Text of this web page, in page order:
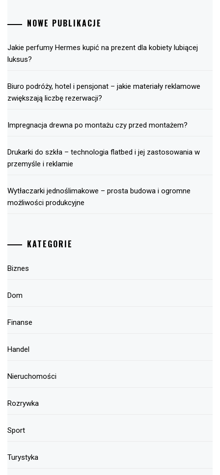
NOWE PUBLIKACJE
Jakie perfumy Hermes kupić na prezent dla kobiety lubiącej
luksus?
Biuro podróży, hotel i pensjonat – jakie materiały reklamowe
zwiększają liczbę rezerwacji?
Impregnacja drewna po montażu czy przed montażem?
Drukarki do szkła – technologia flatbed i jej zastosowania w
przemyśle i reklamie
Wytłaczarki jednoślimakowe – prosta budowa i ogromne
możliwości produkcyjne
KATEGORIE
Biznes
Dom
Finanse
Handel
Nieruchomości
Rozrywka
Sport
Turystyka